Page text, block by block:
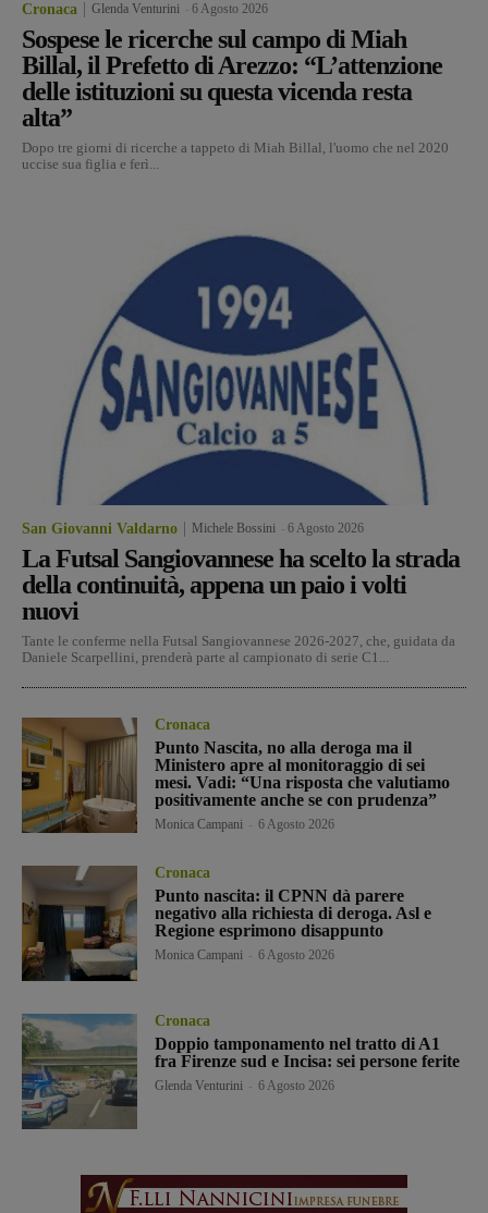
Cronaca Glenda Venturini 6 Agosto 2026
Sospese le ricerche sul campo di Miah
Billal, il Prefetto di Arezzo: “L’attenzione
delle istituzioni su questa vicenda resta
alta”
Dopo tre giorni di ricerche a tappeto di Miah Billal, l'uomo che nel 2020
uccise sua figlia e ferì...
San Giovanni Valdarno Michele Bossini 6 Agosto 2026
La Futsal Sangiovannese ha scelto la strada
della continuità, appena un paio i volti
nuovi
Tante le conferme nella Futsal Sangiovannese 2026-2027, che, guidata da
Daniele Scarpellini, prenderà parte al campionato di serie C1...
Cronaca
Punto Nascita, no alla deroga ma il
Ministero apre al monitoraggio di sei
mesi. Vadi: “Una risposta che valutiamo
positivamente anche se con prudenza”
Monica Campani 6 Agosto 2026
Cronaca
Punto nascita: il CPNN dà parere
negativo alla richiesta di deroga. Asl e
Regione esprimono disappunto
Monica Campani 6 Agosto 2026
Cronaca
Doppio tamponamento nel tratto di A1
fra Firenze sud e Incisa: sei persone ferite
Glenda Venturini 6 Agosto 2026